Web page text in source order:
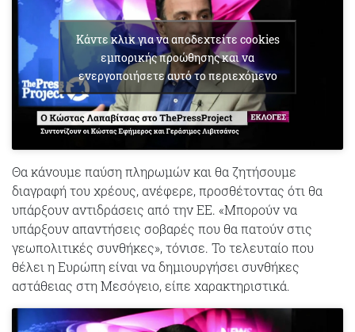
Κάντε κλικ για να αποδεχτείτε cookies
εμπορικής προώθησης και να
ενεργοποιήσετε αυτό το περιεχόμενο
Θα κάνουμε παύση πληρωμών και θα ζητήσουμε
διαγραφή του χρέους, ανέφερε, προσθέτοντας ότι θα
υπάρξουν αντιδράσεις από την ΕΕ. «Μπορούν να
υπάρξουν απαντήσεις σοβαρές που θα πατούν στις
γεωπολιτικές συνθήκες», τόνισε. Το τελευταίο που
θέλει η Ευρώπη είναι να δημιουργήσει συνθήκες
αστάθειας στη Μεσόγειο, είπε χαρακτηριστικά.